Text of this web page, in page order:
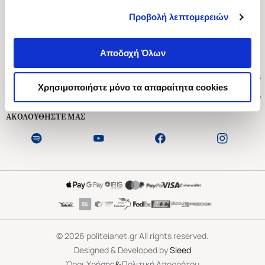
Προβολή λεπτομερειών
Αποδοχή Όλων
Χρησιμοποιήστε μόνο τα απαραίτητα cookies
Ασκληπιού 1-3, Αθήνα 106 79
Δευτέρα - Παρασκευή 09:00-21:00
Εξυπηρέτηση Πελατών
ΑΚΟΛΟΥΘΗΣΤΕ ΜΑΣ
©2026 politeianet.gr All rights reserved.
Designed & Developed bySleed